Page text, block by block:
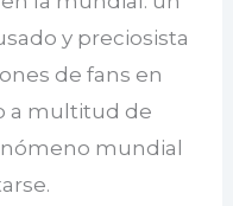
y preciosista
de fans en
a multitud de
mundial